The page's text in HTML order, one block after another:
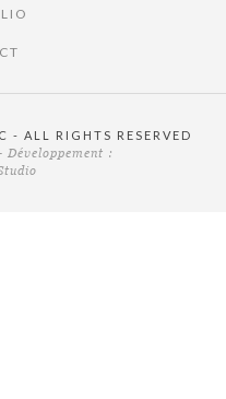
ALL RIGHTS RESERVED
Développement :